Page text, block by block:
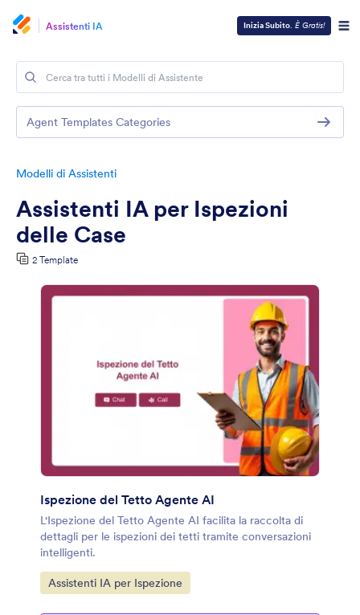
Assistenti IA Inizia Subito. È Gratis!
Modelli di Assistenti
Assistenti IA per Ispezioni
delle Case
2 Template
Ispezione del Tetto Agente AI
L'Ispezione del Tetto Agente AI facilita la raccolta di
dettagli per le ispezioni dei tetti tramite conversazioni
intelligenti.
Vai alla Categoria:
Assistenti IA per Ispezione
Agent Templates Categories